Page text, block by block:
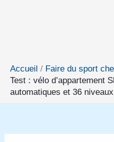
Accueil
Faire du sport
Test : vélo d’appartement
automatiques et 36